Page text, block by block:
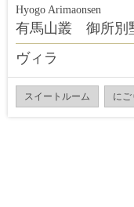
Hyogo Arimaonsen
有馬山叢 御所別
ヴィラ
スイートルーム にご